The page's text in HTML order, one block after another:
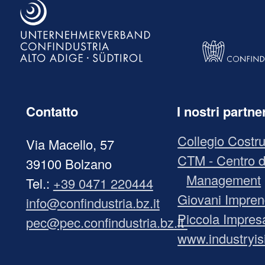
Contatto
Via Macello, 57
39100 Bolzano
Tel.: +39 0471 220444
info@confindustria.bz.it
pec@pec.confindustria.bz.it
I nostri
Collegio
CTM - Centro
Management
Giovani
Piccola